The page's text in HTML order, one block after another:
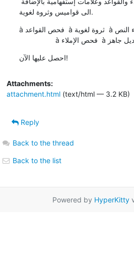
الى قواميس وثروة لغوية.
à فحص القواعد  à ثروة لغوية  à إثراء النص
احصل عليها الآن!
Attachments:
attachment.html(text/html — 3.2 KB)
Reply
Back to the thread
Back to the list
Powered by HyperKitty